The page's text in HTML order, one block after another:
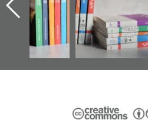
في سلسلة من 5
كتب